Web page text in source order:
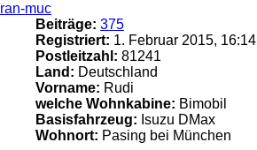
ran-muc
Beiträge: 375
Registriert: 1. Februar 2015, 16:14
Postleitzahl: 81241
Land: Deutschland
Vorname: Rudi
welche Wohnkabine: Bimobil
Basisfahrzeug: Isuzu DMax
Wohnort: Pasing bei München